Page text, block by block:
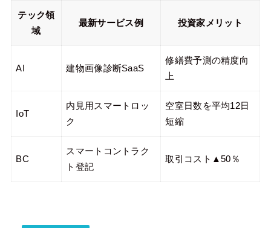
テック領
域
最新サービス例 投資家メリット
AI 建物画像診断SaaS
修繕費予測の精度向
上
IoT
内見用スマートロッ
ク
空室日数を平均12日
短縮
BC
スマートコントラク
ト登記
取引コスト▲50％